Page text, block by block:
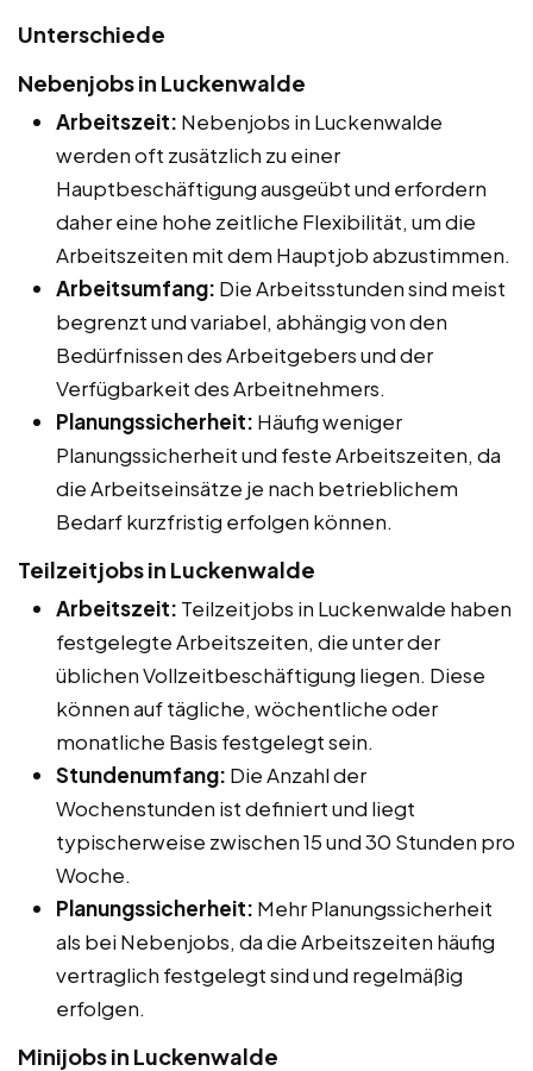
Unterschiede
Nebenjobs in Luckenwalde
Arbeitszeit: Nebenjobs in Luckenwalde
werden oft zusätzlich zu einer
Hauptbeschäftigung ausgeübt und erfordern
daher eine hohe zeitliche Flexibilität, um die
Arbeitszeiten mit dem Hauptjob abzustimmen.
Arbeitsumfang: Die Arbeitsstunden sind meist
begrenzt und variabel, abhängig von den
Bedürfnissen des Arbeitgebers und der
Verfügbarkeit des Arbeitnehmers.
Planungssicherheit: Häufig weniger
Planungssicherheit und feste Arbeitszeiten, da
die Arbeitseinsätze je nach betrieblichem
Bedarf kurzfristig erfolgen können.
Teilzeitjobs in Luckenwalde
Arbeitszeit: Teilzeitjobs in Luckenwalde haben
festgelegte Arbeitszeiten, die unter der
üblichen Vollzeitbeschäftigung liegen. Diese
können auf tägliche, wöchentliche oder
monatliche Basis festgelegt sein.
Stundenumfang: Die Anzahl der
Wochenstunden ist definiert und liegt
typischerweise zwischen 15 und 30 Stunden pro
Woche.
Planungssicherheit: Mehr Planungssicherheit
als bei Nebenjobs, da die Arbeitszeiten häufig
vertraglich festgelegt sind und regelmäßig
erfolgen.
Minijobs in Luckenwalde